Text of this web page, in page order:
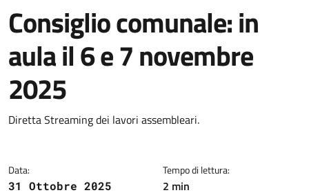
Consiglio comunale: in
aula il 6 e 7 novembre
2025
Dettagli della notizia
Diretta Streaming dei lavori assembleari.
Data:
31 Ottobre 2025
Tempo di lettura:
2 min